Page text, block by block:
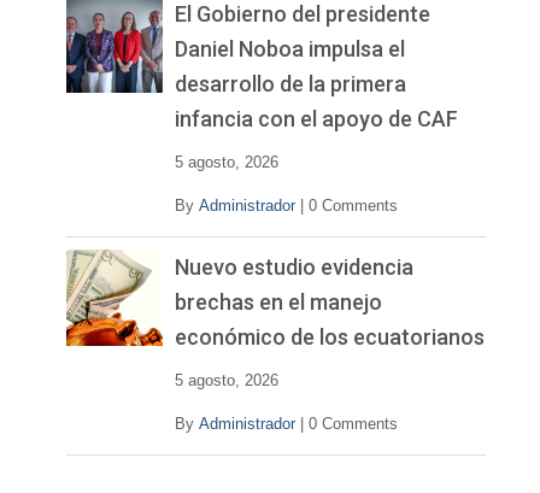
El Gobierno del presidente
Daniel Noboa impulsa el
desarrollo de la primera
infancia con el apoyo de CAF
5 agosto, 2026
By Administrador 0 Comments
Nuevo estudio evidencia
brechas en el manejo
económico de los ecuatorianos
5 agosto, 2026
By Administrador 0 Comments